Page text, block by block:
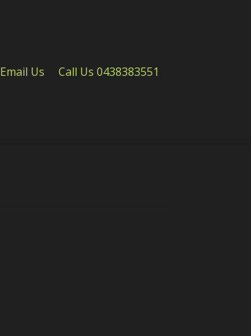
Email Us Call Us 0438383551